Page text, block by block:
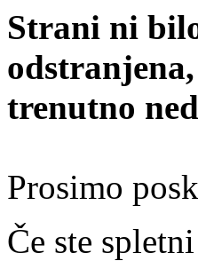
Strani ni
trenutno
Prosimo
Če ste